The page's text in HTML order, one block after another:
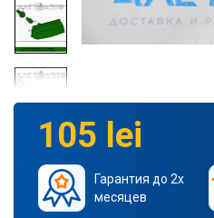
105 lei
Гарантия до 2х
месяцев